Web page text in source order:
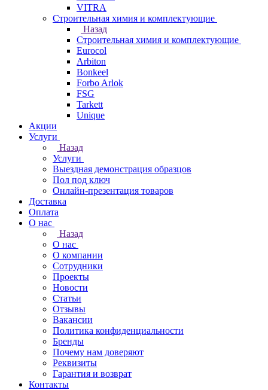
VITRA
Строительная химия и комплектующие
Назад
Строительная химия и комплектующие
Eurocol
Arbiton
Bonkeel
Forbo Arlok
FSG
Tarkett
Unique
Акции
Услуги
Назад
Услуги
Выездная демонстрация образцов
Пол под ключ
Онлайн-презентация товаров
Доставка
Оплата
О нас
Назад
О нас
О компании
Сотрудники
Проекты
Новости
Статьи
Отзывы
Вакансии
Политика конфиденциальности
Бренды
Почему нам доверяют
Реквизиты
Гарантия и возврат
Контакты